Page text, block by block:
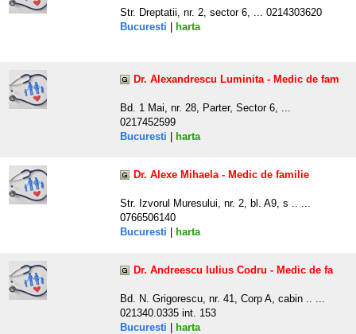
Str. Dreptatii, nr. 2, sector 6, ... 0214303620
Bucuresti
harta
Dr. Alexandrescu Luminita - Medic de fam
Bd. 1 Mai, nr. 28, Parter, Sector 6, ...
0217452599
Bucuresti
harta
Dr. Alexe Mihaela - Medic de familie
Str. Izvorul Muresului, nr. 2, bl. A9, s .. ...
0766506140
Bucuresti
harta
Dr. Andreescu Iulius Codru - Medic de fa
Bd. N. Grigorescu, nr. 41, Corp A, cabin .. ...
021340.0335 int. 153
Bucuresti
harta